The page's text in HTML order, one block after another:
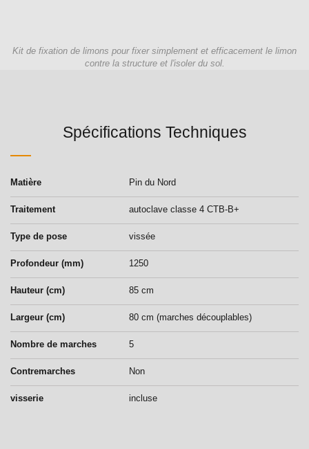
Kit de fixation de limons pour fixer simplement et efficacement le limon
contre la structure et l'isoler du sol.
Spécifications Techniques
Matière Pin du Nord
Traitement autoclave classe 4 CTB-B+
Type de pose vissée
Profondeur (mm) 1250
Hauteur (cm) 85 cm
Largeur (cm) 80 cm (marches découplables)
Nombre de marches 5
Contremarches Non
visserie incluse